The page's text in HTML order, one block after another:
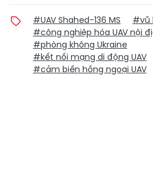
#UAV Shahed-136 MS
#vũ
#công nghiệp hóa UAV nội
#phòng không Ukraine
#kết nối mạng di động UAV
#cảm biến hồng ngoại UAV